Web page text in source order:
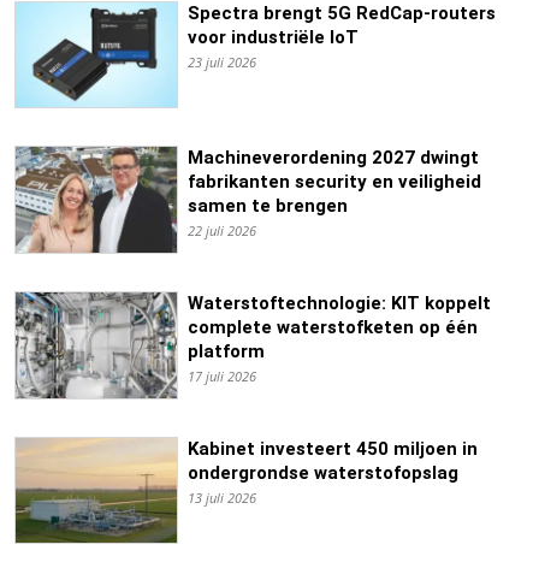
Spectra brengt 5G RedCap-routers
voor industriële IoT
23 juli 2026
Machineverordening 2027 dwingt
fabrikanten security en veiligheid
samen te brengen
22 juli 2026
Waterstoftechnologie: KIT koppelt
complete waterstofketen op één
platform
17 juli 2026
Kabinet investeert 450 miljoen in
ondergrondse waterstofopslag
13 juli 2026